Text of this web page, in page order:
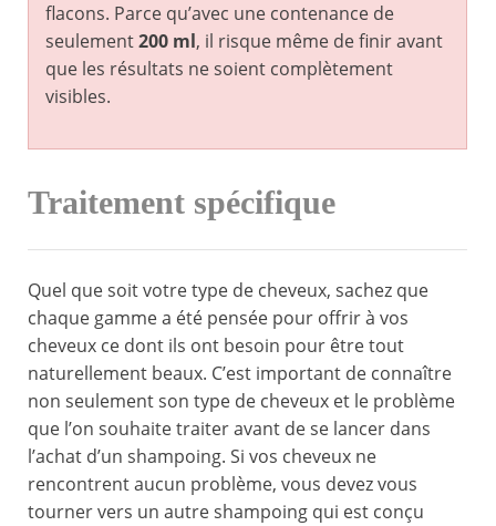
flacons. Parce qu’avec une contenance de
seulement200 ml, il risque même de finir avant
que les résultats ne soient complètement
visibles.
Traitement spécifique
Quel que soit votre type de cheveux, sachez que
chaque gamme a été pensée pour offrir à vos
cheveux ce dont ils ont besoin pour être tout
naturellement beaux. C’est important de connaître
non seulement son type de cheveux et le problème
que l’on souhaite traiter avant de se lancer dans
l’achat d’un shampoing. Si vos cheveux ne
rencontrent aucun problème, vous devez vous
tourner vers un autre shampoing qui est conçu